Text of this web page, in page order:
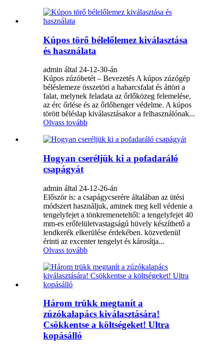
Kúpos törő bélelőlemez kiválasztása
és használata
admin által 24-12-30-án
Kúpos zúzóbetét – Bevezetés A kúpos zúzógép
béléslemeze összetöri a habarcsfalat és áttöri a
falat, melynek feladata az őrlőközeg felemelése,
az érc őrlése és az őrlőhenger védelme. A kúpos
törött béléslap kiválasztásakor a felhasználónak...
Olvass tovább
Hogyan cseréljük ki a pofadaráló
csapágyát
admin által 24-12-26-án
Először is: a csapágycserére általában az ütési
módszert használjuk, aminek meg kell védenie a
tengelyfejet a tönkremeneteltől: a tengelyfejet 40
mm-es erőfelületvastagságú hüvely készíthető a
lendkerék elkerülése érdekében. közvetlenül
érinti az excenter tengelyt és károsítja...
Olvass tovább
Három trükk megtanít a
zúzókalapács kiválasztására!
Csökkentse a költségeket! Ultra
kopásálló